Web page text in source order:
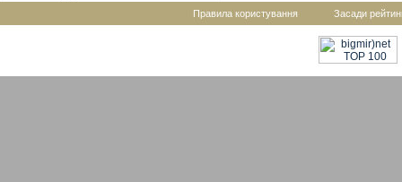
Правила користування Засади